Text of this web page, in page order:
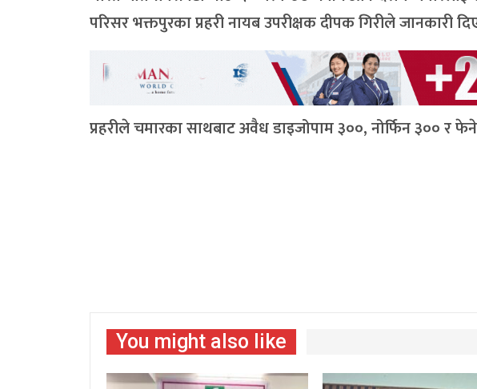
परिसर भक्तपुरका प्रहरी नायब उपरीक्षक दीपक गिरीले जानकारी
प्रहरीले चमारका साथबाट अवैध डाइजोपाम ३००, नोर्फिन ३०० र
You might also like